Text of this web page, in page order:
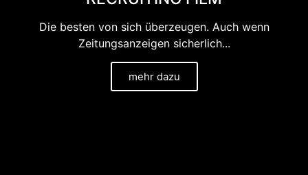
Die besten von sich überzeugen. Auch wenn
Zeitungsanzeigen sicherlich...
mehr dazu